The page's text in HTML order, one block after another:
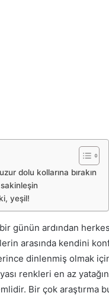
dolu kollarına bırakın
sakinleşin
yeşil!
günün ardından
arasında kendini
dinlenmiş olmak
renkleri en az
Bir çok araştırma